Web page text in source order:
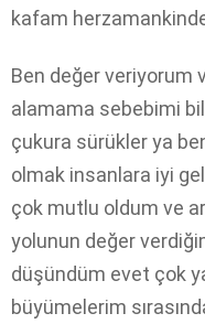
kafam
Ben değer veriyorum
alamama sebebimi
çukura sürükler ya
olmak insanlara iyi
çok mutlu oldum ve
yolunun değer
düşündüm evet çok
büyümelerim